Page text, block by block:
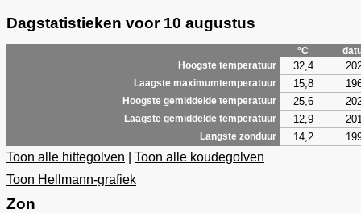
Dagstatistieken voor 10 augustus
°C
Hoogste temperatuur
32,4
Laagste maximumtemperatuur 15,8
Hoogste gemiddelde temperatuur 25,6
Laagste gemiddelde temperatuur 12,9
Langste zonduur 14,2
Toon alle hittegolven
Toon alle koudegolven
Toon Hellmann-grafiek
Zon